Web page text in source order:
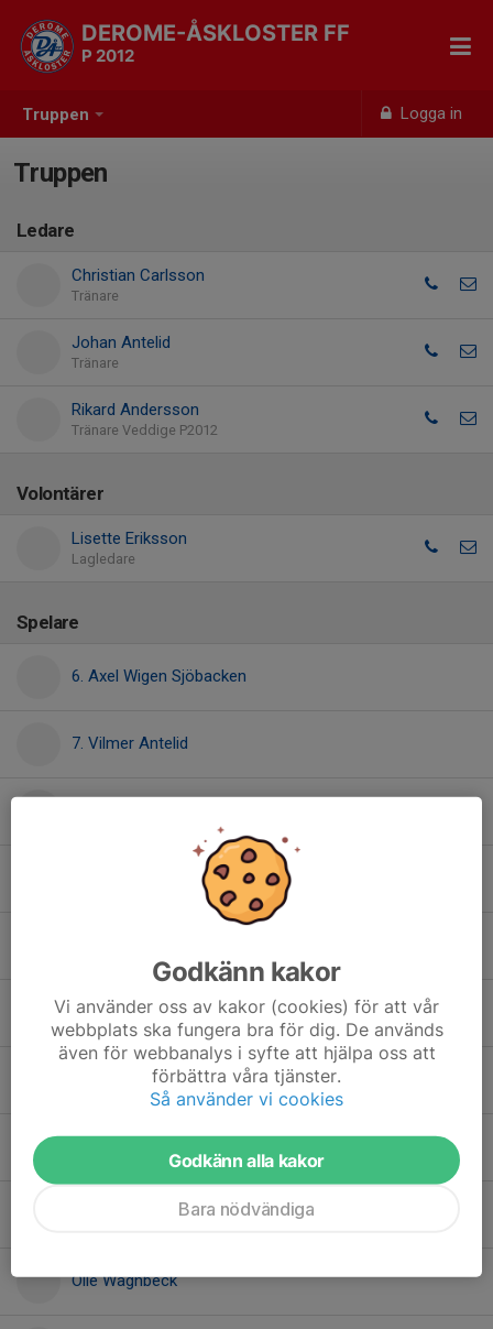
Truppen Logga in
DEROME-ÅSKLOSTER FF
P 2012
Truppen
Ledare
Christian Carlsson
Tränare
Johan Antelid
Tränare
Rikard Andersson
Tränare Veddige P2012
Volontärer
Lisette Eriksson
Lagledare
Spelare
6. Axel Wigen Sjöbacken
7. Vilmer Antelid
10. Olle Sandersson
21. Melvin Käck
Emin Handanagic
Olle Wagnbeck
Godkänn kakor
Vi använder oss av kakor (cookies) för att vår
webbplats ska fungera bra för dig. De används
även för webbanalys i syfte att hjälpa oss att
förbättra våra tjänster.
Så använder vi cookies
Godkänn alla kakor
Bara nödvändiga